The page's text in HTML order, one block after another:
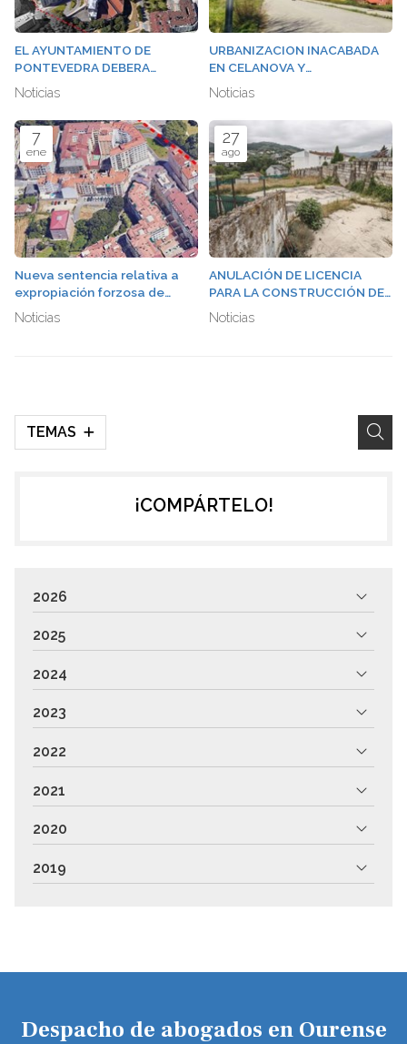
TEMAS
EL AYUNTAMIENTO DE
PONTEVEDRA DEBERA
ABONAR OTRO MILLON Y
MEDIO DE EUROS POR
EXPROPIACION DE UNA
PARCELA JUNTO AL RIO
GAFOS
Noticias
URBANIZACION INACABADA
EN CELANOVA Y
RESPONSABILIDAD
PATRIMONIAL DEL
AYUNTAMIENTO
Noticias
7
ene
Nueva sentencia relativa a
expropiación forzosa de
suelo dotacional en
Pontevedra
Noticias
27
ago
ANULACIÓN DE LICENCIA
PARA LA CONSTRUCCIÓN DE
TANATORIO EN
INMEDIACIONES DE LAS
Noticias
¡COMPÁRTELO!
2026
2025
2024
2023
2022
2021
2020
2019
Despacho de abogados en Ourense